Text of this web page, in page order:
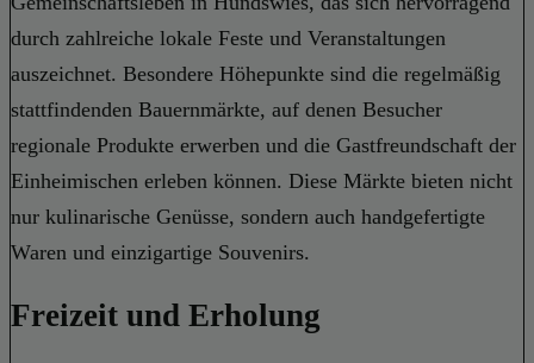
durch zahlreiche lokale Feste und Veranstaltungen
auszeichnet. Besondere Höhepunkte sind die regelmäßig
stattfindenden Bauernmärkte, auf denen Besucher
regionale Produkte erwerben und die Gastfreundschaft der
Einheimischen erleben können. Diese Märkte bieten nicht
nur kulinarische Genüsse, sondern auch handgefertigte
Waren und einzigartige Souvenirs.
Freizeit und Erholung